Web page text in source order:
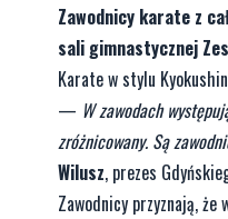
Zawodnicy karate z
sali gimnastycznej
Karate w stylu
— W zawodach
zróżnicowany. Są
Wilusz, prezes
Zawodnicy przyznają,